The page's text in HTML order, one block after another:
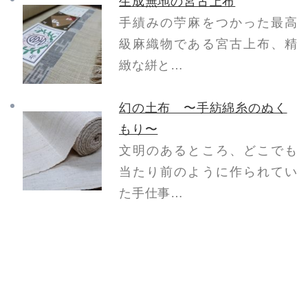
手績みの苧麻をつかった最高
級麻織物である宮古上布、精
緻な絣と…
幻の土布 〜手紡綿糸のぬく
もり〜
文明のあるところ、どこでも
当たり前のように作られてい
た手仕事…